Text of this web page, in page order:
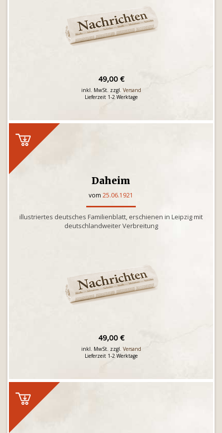
49,00 €
inkl. MwSt. zzgl. Versand
Lieferzeit 1-2 Werktage
Daheim
vom 25.06.1921
illustriertes deutsches Familienblatt, erschienen in Leipzig mit
deutschlandweiter Verbreitung
49,00 €
inkl. MwSt. zzgl. Versand
Lieferzeit 1-2 Werktage